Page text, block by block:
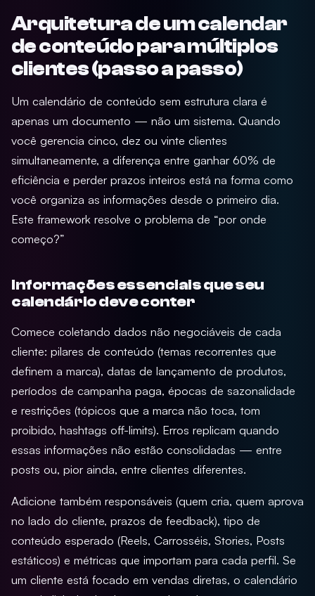
Arquitetura de um calendar
de conteúdo para múltiplos
clientes (passo a passo)
Um calendário de conteúdo sem estrutura clara é
apenas um documento — não um sistema. Quando
você gerencia cinco, dez ou vinte clientes
simultaneamente, a diferença entre ganhar 60% de
eficiência e perder prazos inteiros está na forma como
você organiza as informações desde o primeiro dia.
Este framework resolve o problema de “por onde
começo?”
Informações essenciais que seu
calendário deve conter
Comece coletando dados não negociáveis de cada
cliente: pilares de conteúdo (temas recorrentes que
definem a marca), datas de lançamento de produtos,
períodos de campanha paga, épocas de sazonalidade
e restrições (tópicos que a marca não toca, tom
proibido, hashtags off-limits). Erros replicam quando
essas informações não estão consolidadas — entre
posts ou, pior ainda, entre clientes diferentes.
Adicione também responsáveis (quem cria, quem aprova
no lado do cliente, prazos de feedback), tipo de
conteúdo esperado (Reels, Carrosséis, Stories, Posts
estáticos) e métricas que importam para cada perfil. Se
um cliente está focado em vendas diretas, o calendário